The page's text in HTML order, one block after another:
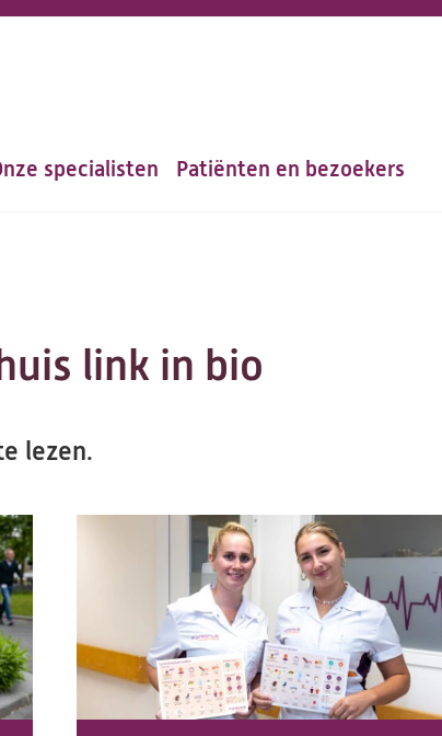
specialisten Patiënten en bezoekers
link in bio
lezen.